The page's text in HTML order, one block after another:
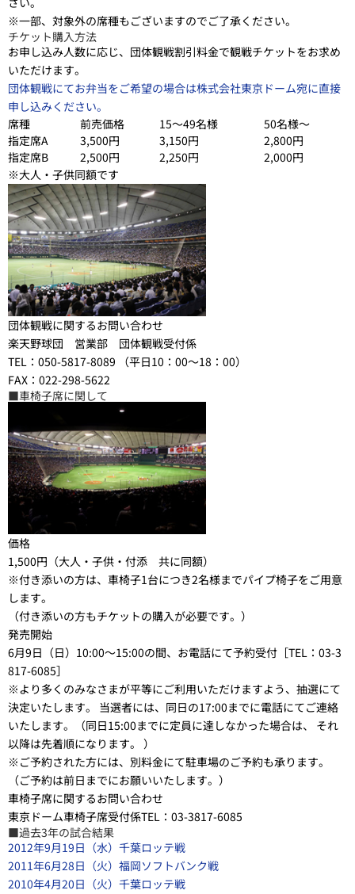
※一部、対象外の席種もございますのでご了承ください。
チケット購入方法
お申し込み人数に応じ、団体観戦割引料金で観戦チケットをお求め
いただけます。
団体観戦にてお弁当をご希望の場合は株式会社東京ドーム宛に直接
申し込みください。
席種
前売価格 15～49名様
50名様～
指定席A
3,500円 3,150円
2,800円
指定席B
2,500円 2,250円
2,000円
※大人・子供同額です
団体観戦に関するお問い合わせ
楽天野球団 営業部 団体観戦受付係
TEL：050-5817-8089 （平日10：00～18：00）
FAX：022-298-5622
■車椅子席に関して
価格
1,500円（大人・子供・付添 共に同額）
※付き添いの方は、車椅子1台につき2名様までパイプ椅子をご用意
します。
（付き添いの方もチケットの購入が必要です。）
発売開始
6月9日（日）10:00～15:00の間、お電話にて予約受付［TEL：03-3
817-6085］
※より多くのみなさまが平等にご利用いただけますよう、抽選にて
決定いたします。 当選者には、同日の17:00までに電話にてご連絡
いたします。（同日15:00までに定員に達しなかった場合は、 それ
以降は先着順になります。 ）
※ご予約された方には、別料金にて駐車場のご予約も承ります。
（ご予約は前日までにお願いいたします。）
車椅子席に関するお問い合わせ
東京ドーム車椅子席受付係TEL：03-3817-6085
■過去3年の試合結果
2012年9月19日（水）千葉ロッテ戦
2011年6月28日（火）福岡ソフトバンク戦
2010年4月20日（火）千葉ロッテ戦